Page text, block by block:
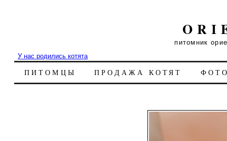
питомник
У нас родились котята
ПИТОМЦЫ ПРОДАЖА КОТЯТ